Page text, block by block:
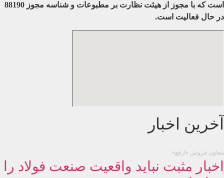
است که با مجوز از هیئت نظارت بر مطبوعات
و شناسه مجوز 88190
در حال فعالیت است.
آخرین اخبار
معاون فروش «ارفع»:
اخبار مثبت نباید واقعیت صنعت فولاد را